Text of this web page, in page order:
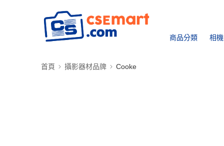
商品分類 相
首頁 攝影器材品牌 Cooke